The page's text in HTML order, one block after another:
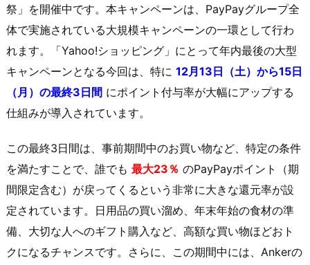
祭」を開催中です。本キャンペーンは、PayPayグループ全
体で実施されている大規模キャンペーンの一環として行わ
れます。「Yahoo!ショッピング」にとって年内最後の大型
キャンペーンとなる今回は、特に 12月13日（土）から15日
（月）の最終3日間 にポイント付与率が大幅にアップする
仕組みが導入されています。
この最終3日間は、事前期間中のお買い物など、特定の条件
を満たすことで、誰でも 最大23％ のPayPayポイント（期
間限定含む）が戻ってくるという非常に大きな還元率が設
定されています。日用品の買い溜め、年末年始の食材の準
備、大切な人へのギフト購入など、高額な買い物ほどおト
クになるチャンスです。さらに、この期間中には、Ankerの